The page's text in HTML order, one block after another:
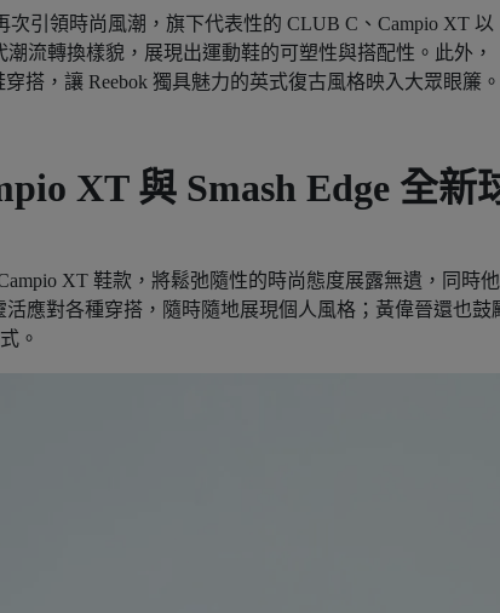
引領時尚風潮，旗下代表性的 CLUB C、Campio XT 以
潮流轉換樣貌，展現出運動鞋的可塑性與搭配性。此外，
搭，讓 Reebok 獨具魅力的英式復古風格映入大眾眼簾。
XT 與 Smash Edge 全新
XT 鞋款，將鬆弛隨性的時尚態度展露無遺，同時
應對各種穿搭，隨時隨地展現個人風格；黃偉晉還也鼓
。